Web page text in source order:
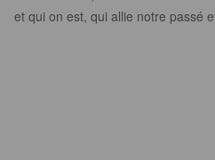
et qui on est, qui allie notre passé